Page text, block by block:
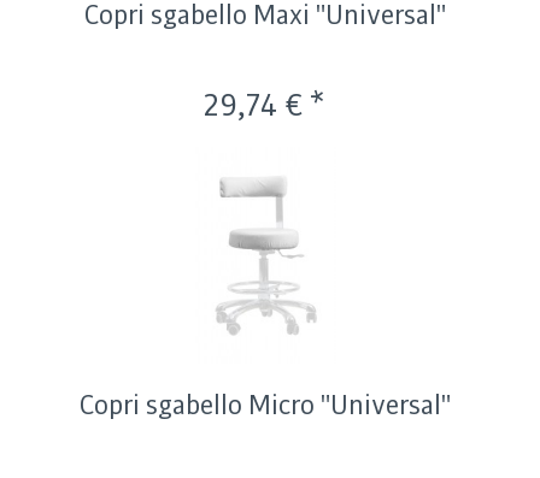
Copri sgabello Maxi "Universal"
29,74 € *
Copri sgabello Micro "Universal"